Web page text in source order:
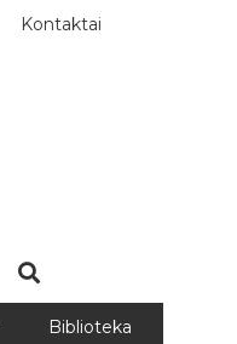
Kontaktai
Biblioteka